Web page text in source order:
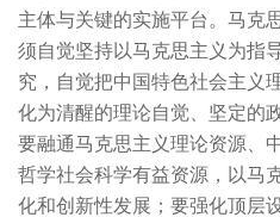
主体与关键的实施平台。马克
须自觉坚持以马克思主义为指
究，自觉把中国特色社会主义
化为清醒的理论自觉、坚定的
要融通马克思主义理论资源、
哲学社会科学有益资源，以马
化和创新性发展；要强化顶层